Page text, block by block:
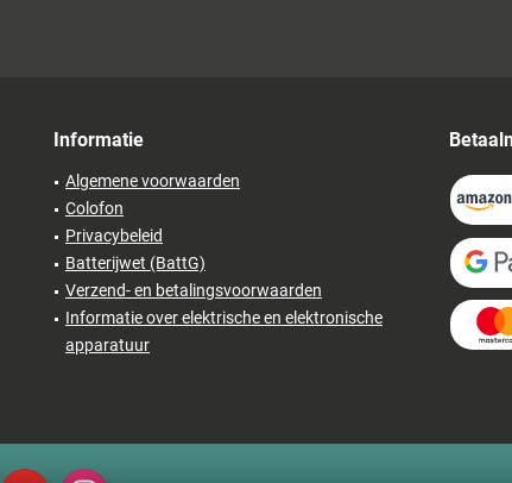
Informatie
Algemene voorwaarden
Colofon
Privacybeleid
Batterijwet (BattG)
Verzend- en betalingsvoorwaarden
Informatie over elektrische en elektronische
apparatuur